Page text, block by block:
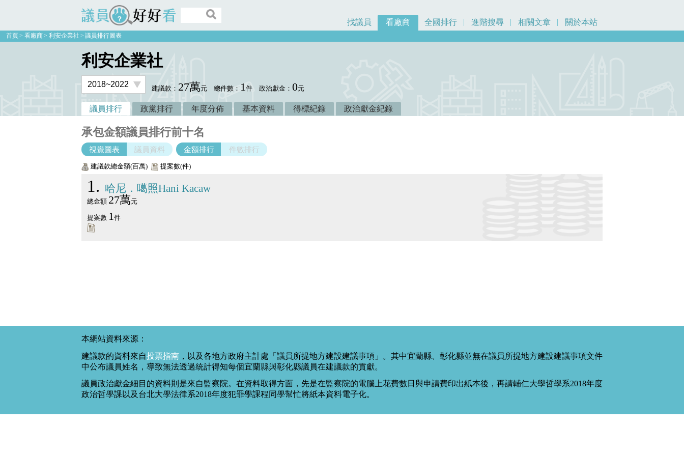
議員好好看
找議員 看廠商 全國排行 進階搜尋 相關文章 關於本站
首頁 看廠商 利安企業社 議員排行圖表
利安企業社
建議款： 27萬元 總件數： 1件 政治獻金：0元
議員排行 政黨排行 年度分佈 基本資料 得標紀錄 政治獻金紀錄
承包金額議員排行前十名
視覺圖表 議員資料 金額排行 件數排行
建議款總金額(百萬) 提案數(件)
1 哈尼．噶照Hani Kacaw
總金額 27萬元
提案數 1件
本網站資料來源：
建議款的資料來自投票指南 ，以及各地方政府主計處「議員所提地方建設建議事項」。其中宜蘭縣、彰化縣並無在議員所提地方建設建議事項文件
中公布議員姓名，導致無法透過統計得知每個宜蘭縣與彰化縣議員在建議款的貢獻。
議員政治獻金細目的資料則是來自監察院。在資料取得方面，先是在監察院的電腦上花費數日與申請費印出紙本後，再請輔仁大學哲學系2018年度
政治哲學課以及台北大學法律系2018年度犯罪學課程同學幫忙將紙本資料電子化。